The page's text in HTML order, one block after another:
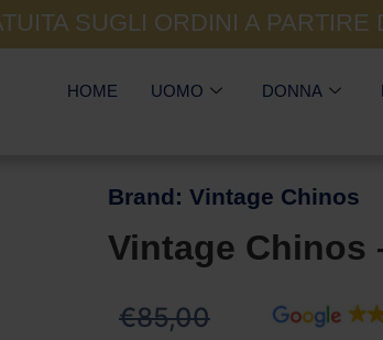
SUGLI ORDINI A PARTIRE
HOME UOMO DONNA
Brand: Vintage Chinos
Vintage Chinos
€85,00